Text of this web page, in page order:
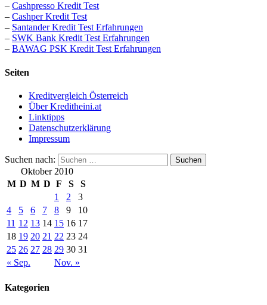
– Cashpresso Kredit Test
– Cashper Kredit Test
– Santander Kredit Test Erfahrungen
– SWK Bank Kredit Test Erfahrungen
– BAWAG PSK Kredit Test Erfahrungen
Seiten
Kreditvergleich Österreich
Über Kreditheini.at
Linktipps
Datenschutzerklärung
Impressum
Suchen nach:
Oktober 2010
M D M D F S S
« Sep. Nov. »
1 2
3
4
5 6 7 8 9
10
11 12 13 14 15 16 17
18 19 20 21 22 23 24
25 26 27 28 29 30 31
Kategorien